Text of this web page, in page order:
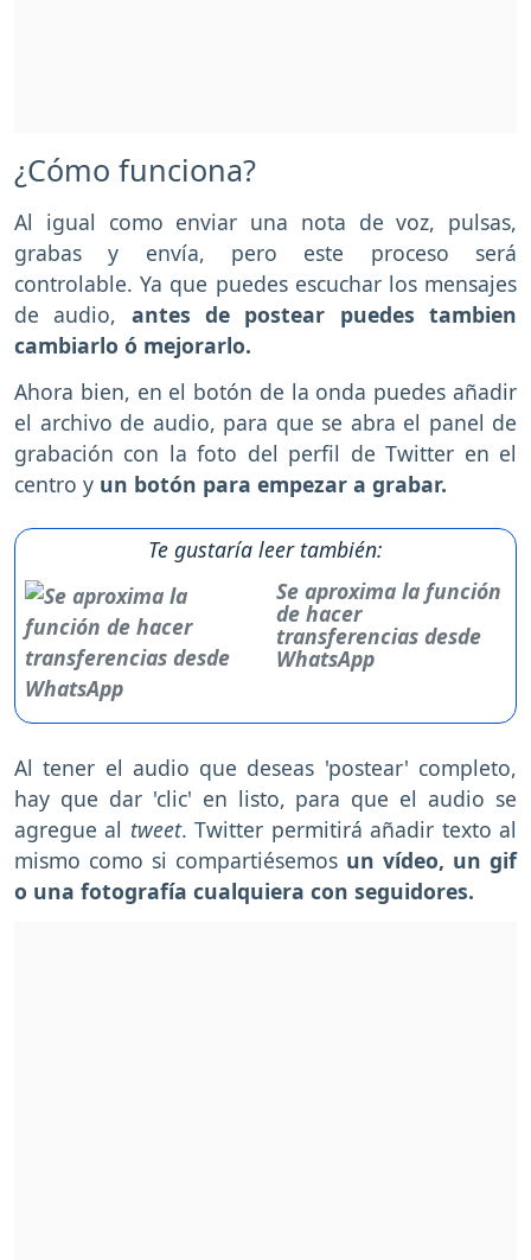
¿Cómo funciona?
Al igual como enviar una nota de voz, pulsas,
grabas y envía, pero este proceso será
controlable. Ya que puedes escuchar los mensajes
de audio, antes de postear puedes tambien
cambiarlo ó mejorarlo.
Ahora bien, en el botón de la onda puedes añadir
el archivo de audio, para que se abra el panel de
grabación con la foto del perfil de Twitter en el
centro y un botón para empezar a grabar.
Te gustaría leer también:
Se aproxima la función
de hacer
transferencias desde
WhatsApp
Al tener el audio que deseas 'postear' completo,
hay que dar 'clic' en listo, para que el audio se
agregue al tweet. Twitter permitirá añadir texto al
mismo como si compartiésemos un vídeo, un gif
o una fotografía cualquiera con seguidores.